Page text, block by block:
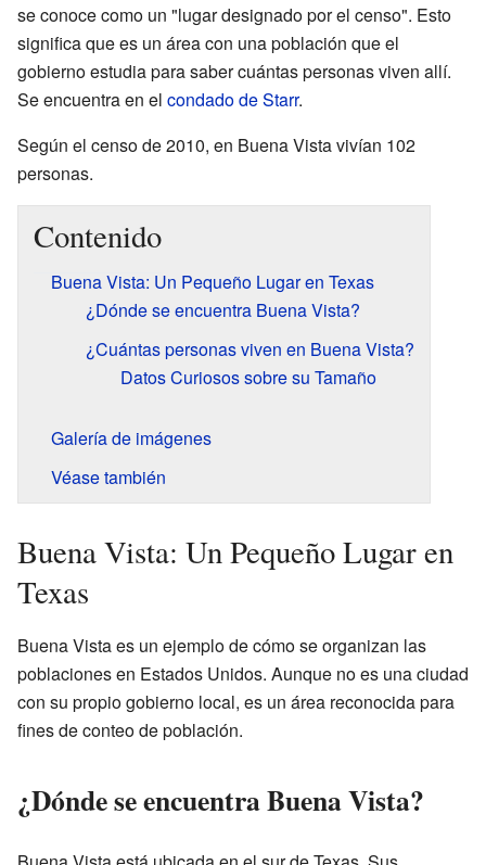
se conoce como un "lugar designado por el censo". Esto
significa que es un área con una población que el
gobierno estudia para saber cuántas personas viven allí.
Se encuentra en el condado de Starr.
Según el censo de 2010, en Buena Vista vivían 102
personas.
Contenido
Buena Vista: Un Pequeño Lugar en Texas
¿Dónde se encuentra Buena Vista?
¿Cuántas personas viven en Buena Vista?
Datos Curiosos sobre su Tamaño
Galería de imágenes
Véase también
Buena Vista: Un Pequeño Lugar en
Texas
Buena Vista es un ejemplo de cómo se organizan las
poblaciones en Estados Unidos. Aunque no es una ciudad
con su propio gobierno local, es un área reconocida para
fines de conteo de población.
¿Dónde se encuentra Buena Vista?